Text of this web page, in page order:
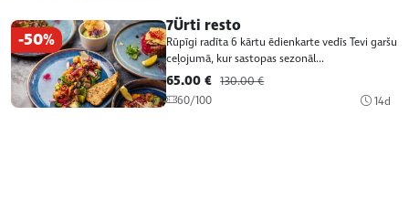
-50%
7Ürti resto
Rūpīgi radīta 6 kārtu ēdienkarte vedīs Tevi garšu
ceļojumā, kur sastopas sezonāl...
65.00 € 130.00 €
60/100
14d